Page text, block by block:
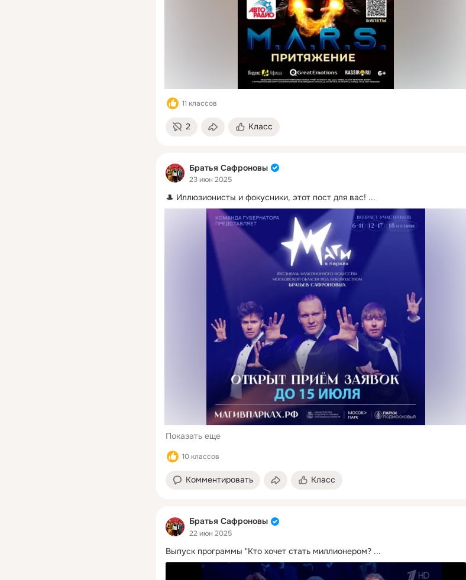
11 классов
2 Класс
Братья Сафроновы
23 июн 2025
🎩 Иллюзионисты и фокусники, этот пост для вас! ...
Показать еще
10 классов
Комментировать Класс
Братья Сафроновы
22 июн 2025
Выпуск программы "Кто хочет стать миллионером? ...